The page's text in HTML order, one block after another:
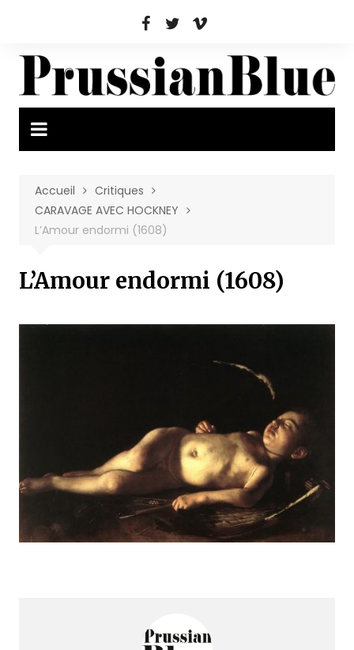
Accueil
Critiques
CARAVAGE AVEC HOCKNEY
L’Amour endormi (1608)
L’Amour endormi (1608)